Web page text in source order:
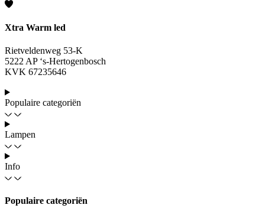
Xtra Warm led
Rietveldenweg 53-K
5222 AP ‘s-Hertogenbosch
KVK 67235646
Populaire categoriën
Lampen
Info
Populaire categoriën